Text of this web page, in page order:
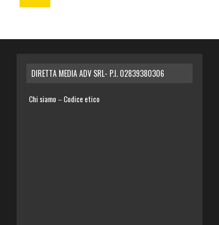
DIRETTA MEDIA ADV SRL- P.I. 02839380306
Chi siamo – Codice etico